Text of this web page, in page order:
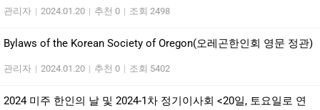
관리자 | 2024.01.20 | 추천 0 | 조회 2498
Bylaws of the Korean Society of Oregon(오레곤한인회 영문 정관)
관리자 | 2024.01.20 | 추천 0 | 조회 5402
2024 미주 한인의 날 및 2024-1차 정기이사회 <20일, 토요일로 연